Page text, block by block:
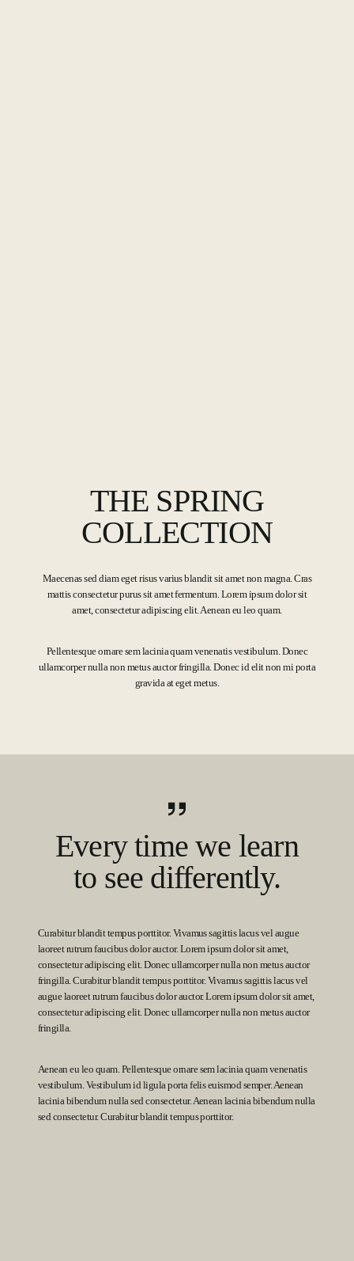
THE SPRING
COLLECTION
Maecenas sed diam eget risus varius blandit sit amet non magna. Cras
mattis consectetur purus sit amet fermentum. Lorem ipsum dolor sit
amet, consectetur adipiscing elit. Aenean eu leo quam.
Pellentesque ornare sem lacinia quam venenatis vestibulum. Donec
ullamcorper nulla non metus auctor fringilla. Donec id elit non mi porta
gravida at eget metus.
Every time we learn
to see differently.
Curabitur blandit tempus porttitor. Vivamus sagittis lacus vel augue
laoreet rutrum faucibus dolor auctor. Lorem ipsum dolor sit amet,
consectetur adipiscing elit. Donec ullamcorper nulla non metus auctor
fringilla. Curabitur blandit tempus porttitor. Vivamus sagittis lacus vel
augue laoreet rutrum faucibus dolor auctor. Lorem ipsum dolor sit amet,
consectetur adipiscing elit. Donec ullamcorper nulla non metus auctor
fringilla.
Aenean eu leo quam. Pellentesque ornare sem lacinia quam venenatis
vestibulum. Vestibulum id ligula porta felis euismod semper. Aenean
lacinia bibendum nulla sed consectetur. Aenean lacinia bibendum nulla
sed consectetur. Curabitur blandit tempus porttitor.